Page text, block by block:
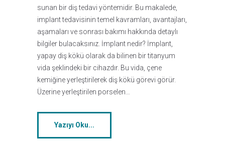
sunan bir diş tedavi yöntemidir. Bu makalede,
implant tedavisinin temel kavramları, avantajları,
aşamaları ve sonrası bakımı hakkında detaylı
bilgiler bulacaksınız. İmplant nedir? İmplant,
yapay diş kökü olarak da bilinen bir titanyum
vida şeklindeki bir cihazdır. Bu vida, çene
kemiğine yerleştirilerek diş kökü görevi görür.
Üzerine yerleştirilen porselen…
Yazıyı Oku...